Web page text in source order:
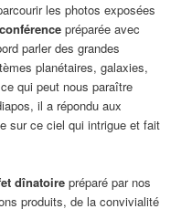
les photos exposées
conférence préparée avec
parler des grandes
planétaires, galaxies,
qui peut nous paraître
il a répondu aux
sur ce ciel qui intrigue et fait
dînatoirepréparé par nos
produits, de la convivialité